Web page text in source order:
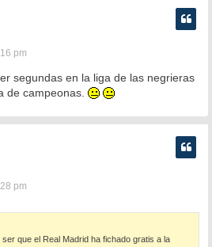
pm
segundas en la liga de las negrieras
de campeonas.
pm
que el Real Madrid ha fichado gratis a la